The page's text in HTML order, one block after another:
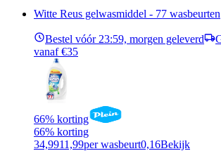
Witte Reus gelwasmiddel - 77 wasbeurten
Bestel vóór 23:59, morgen geleverd
vanaf €35
66% korting
66% korting
34,9911,99per wasbeurt0,16Bekijk